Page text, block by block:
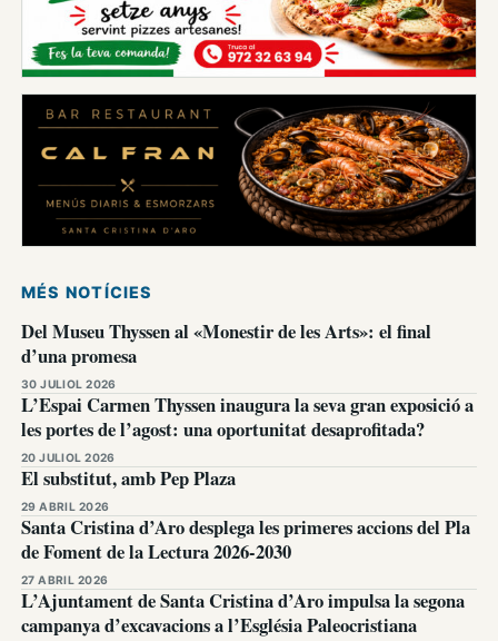
MÉS NOTÍCIES
Del Museu Thyssen al «Monestir de les Arts»: el final
d’una promesa
30 JULIOL 2026
L’Espai Carmen Thyssen inaugura la seva gran exposició a
les portes de l’agost: una oportunitat desaprofitada?
20 JULIOL 2026
El substitut, amb Pep Plaza
29 ABRIL 2026
Santa Cristina d’Aro desplega les primeres accions del Pla
de Foment de la Lectura 2026-2030
27 ABRIL 2026
L’Ajuntament de Santa Cristina d’Aro impulsa la segona
campanya d’excavacions a l’Església Paleocristiana